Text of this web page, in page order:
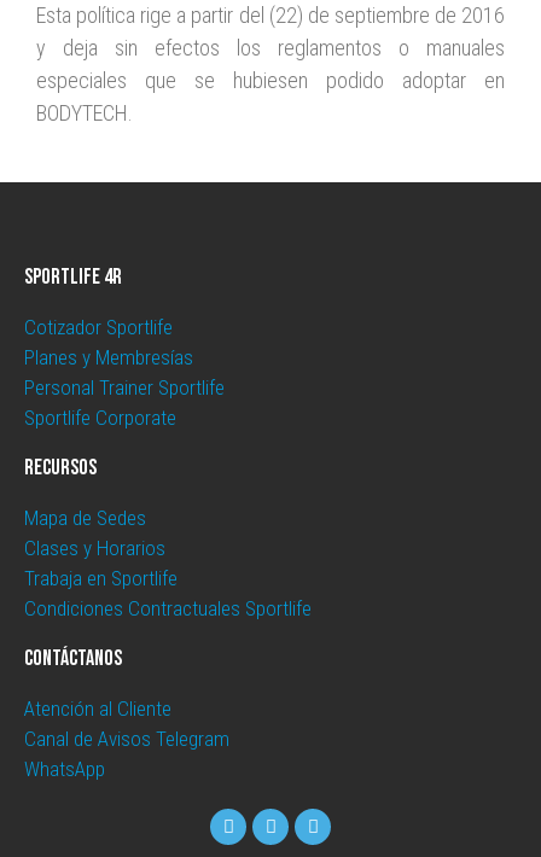
Esta política rige a partir del (22) de septiembre de 2016
y deja sin efectos los reglamentos o manuales
especiales que se hubiesen podido adoptar en
BODYTECH.
Sportlife 4R
Cotizador Sportlife
Planes y Membresías
Personal Trainer Sportlife
Sportlife Corporate
Recursos
Mapa de Sedes
Clases y Horarios
Trabaja en Sportlife
Condiciones Contractuales Sportlife
Contáctanos
Atención al Cliente
Canal de Avisos Telegram
WhatsApp